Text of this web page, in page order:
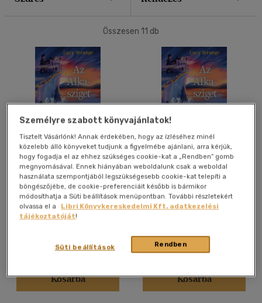
Összesen 11 db
Az Alka-sziget rejtélye
Lucy Strange
E-könyv
Kosárba
Az Alka-sziget rejtélye
Lucy Strange
Könyv
Árinformációk
Borító ár:3 490 Ft
Kosárba
Személyre szabott könyvajánlatok!
Tisztelt Vásárlónk! Annak érdekében, hogy az ízléséhez minél
közelebb álló könyveket tudjunk a figyelmébe ajánlani, arra kérjük,
hogy fogadja el az ehhez szükséges cookie-kat a „Rendben” gomb
megnyomásával. Ennek hiányában weboldalunk csak a weboldal
használata szempontjából legszükségesebb cookie-kat telepíti a
böngészőjébe, de cookie-preferenciáit később is bármikor
módosíthatja a Süti beállítások menüpontban. További részletekért
olvassa el a
Libri Könyvkereskedelmi Kft. adatkezelési
tájékoztatóját!
Rendben
Süti beállítások